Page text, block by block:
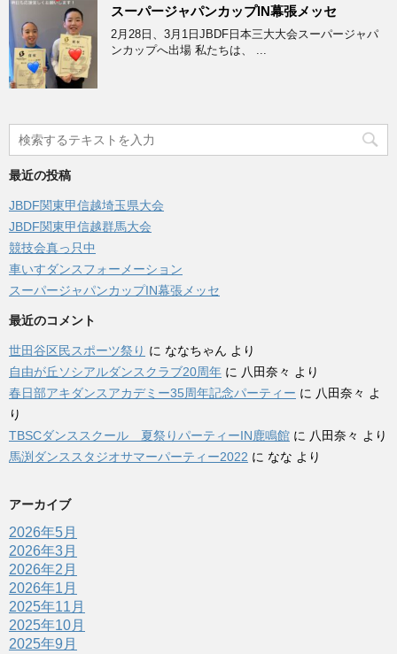
スーパージャパンカップIN幕張メッセ
2月28日、3月1日JBDF日本三大大会スーパージャパ
ンカップへ出場 私たちは、 ...
最近の投稿
JBDF関東甲信越埼玉県大会
JBDF関東甲信越群馬大会
競技会真っ只中
車いすダンスフォーメーション
スーパージャパンカップIN幕張メッセ
最近のコメント
世田谷区民スポーツ祭り に ななちゃん より
自由が丘ソシアルダンスクラブ20周年 に 八田奈々 より
春日部アキダンスアカデミー35周年記念パーティー に 八田奈々 よ
り
TBSCダンススクール 夏祭りパーティーIN鹿鳴館 に 八田奈々 より
馬渕ダンススタジオサマーパーティー2022 に なな より
アーカイブ
2026年5月
2026年3月
2026年2月
2026年1月
2025年11月
2025年10月
2025年9月